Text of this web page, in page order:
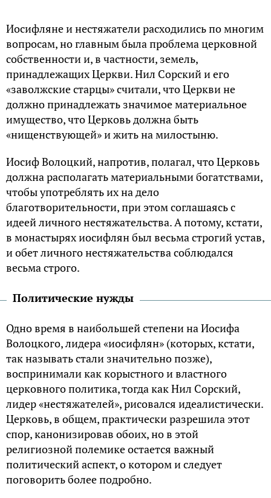
Иосифляне и нестяжатели расходились по многим
вопросам, но главным была проблема церковной
собственности и, в частности, земель,
принадлежащих Церкви. Нил Сорский и его
«заволжские старцы» считали, что Церкви не
должно принадлежать значимое материальное
имущество, что Церковь должна быть
«нищенствующей» и жить на милостыню.
Иосиф Волоцкий, напротив, полагал, что Церковь
должна располагать материальными богатствами,
чтобы употреблять их на дело
благотворительности, при этом соглашаясь с
идеей личного нестяжательства. А потому, кстати,
в монастырях иосифлян был весьма строгий устав,
и обет личного нестяжательства соблюдался
весьма строго.
Политические нужды
Одно время в наибольшей степени на Иосифа
Волоцкого, лидера «иосифлян» (которых, кстати,
так называть стали значительно позже),
воспринимали как корыстного и властного
церковного политика, тогда как Нил Сорский,
лидер «нестяжателей», рисовался идеалистически.
Церковь, в общем, практически разрешила этот
спор, канонизировав обоих, но в этой
религиозной полемике остается важный
политический аспект, о котором и следует
поговорить более подробно.